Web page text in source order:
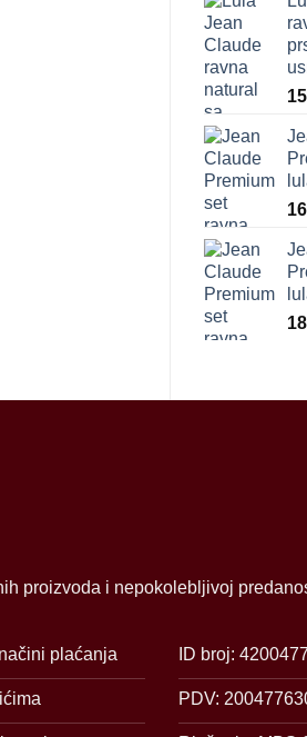
proizvoda i nepokolebljivoj
plaćanja ID broj:
PDV: